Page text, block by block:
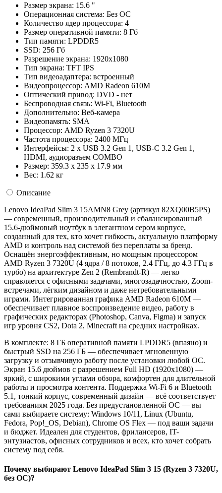
Размер экрана: 15.6 "
Операционная система: Без ОС
Количество ядер процессора: 4
Размер оперативной памяти: 8 Гб
Тип памяти: LPDDR5
SSD: 256 Гб
Разрешение экрана: 1920x1080
Тип экрана: TFT IPS
Тип видеоадаптера: встроенный
Видеопроцессор: AMD Radeon 610M
Оптический привод: DVD - нет
Беспроводная связь: Wi-Fi, Bluetooth
Дополнительно: Веб-камера
Видеопамять: SMA
Процессор: AMD Ryzen 3 7320U
Частота процессора: 2400 МГц
Интерфейсы: 2 x USB 3.2 Gen 1, USB-C 3.2 Gen 1,
HDMI, аудиоразъем COMBO
Размер: 359.3 x 235 x 17.9 мм
Вес: 1.62 кг
Описание
Lenovo IdeaPad Slim 3 15AMN8 Grey (артикул 82XQ00B5PS)
— современный, производительный и сбалансированный
15.6-дюймовый ноутбук в элегантном сером корпусе,
созданный для тех, кто хочет гибкость, актуальную платформу
AMD и контроль над системой без переплаты за бренд.
Оснащён энергоэффективным, но мощным процессором
AMD Ryzen 3 7320U (4 ядра / 8 потоков, 2.4 ГГц, до 4.3 ГГц в
турбо) на архитектуре Zen 2 (Rembrandt-R) — легко
справляется с офисными задачами, многозадачностью, Zoom-
встречами, лёгким дизайном и даже нетребовательными
играми. Интегрированная графика AMD Radeon 610M —
обеспечивает плавное воспроизведение видео, работу в
графических редакторах (Photoshop, Canva, Figma) и запуск
игр уровня CS2, Dota 2, Minecraft на средних настройках.
В комплекте: 8 ГБ оперативной памяти LPDDR5 (впаяно) и
быстрый SSD на 256 ГБ — обеспечивает мгновенную
загрузку и отзывчивую работу после установки любой ОС.
Экран 15.6 дюймов с разрешением Full HD (1920x1080) —
яркий, с широкими углами обзора, комфортен для длительной
работы и просмотра контента. Поддержка Wi-Fi 6 и Bluetooth
5.1, тонкий корпус, современный дизайн — всё соответствует
требованиям 2025 года. Без предустановленной ОС — вы
сами выбираете систему: Windows 10/11, Linux (Ubuntu,
Fedora, Pop!_OS, Debian), Chrome OS Flex — под ваши задачи
и бюджет. Идеален для студентов, фрилансеров, IT-
энтузиастов, офисных сотрудников и всех, кто хочет собрать
систему под себя.
Почему выбирают Lenovo IdeaPad Slim 3 15 (Ryzen 3 7320U,
без ОС)?